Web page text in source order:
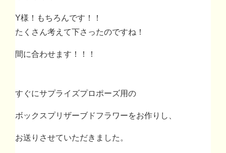
Y様！もちろんです！！
たくさん考えて下さったのですね！
間に合わせます！！！
すぐにサプライズプロポーズ用の
ボックスプリザーブドフラワーをお作りし、
お送りさせていただきました。